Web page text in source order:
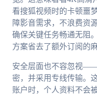
看搜狐视频时的卡顿噩
障影音需求，不浪费资
确保关键任务畅通无阻
方案省去了额外订阅的麻
安全层面也不容忽视
密，并采用专线传输。
账户时，个人资料不会